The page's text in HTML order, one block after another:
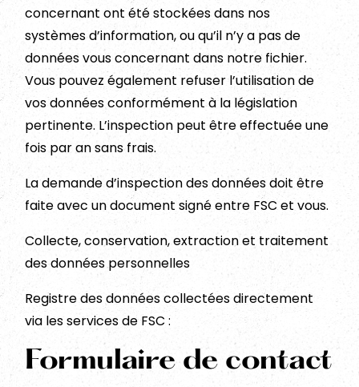
concernant ont été stockées dans nos
systèmes d’information, ou qu’il n’y a pas de
données vous concernant dans notre fichier.
Vous pouvez également refuser l’utilisation de
vos données conformément à la législation
pertinente. L’inspection peut être effectuée une
fois par an sans frais.
La demande d’inspection des données doit être
faite avec un document signé entre FSC et vous.
Collecte, conservation, extraction et traitement
des données personnelles
Registre des données collectées directement
via les services de FSC :
Formulaire de contact